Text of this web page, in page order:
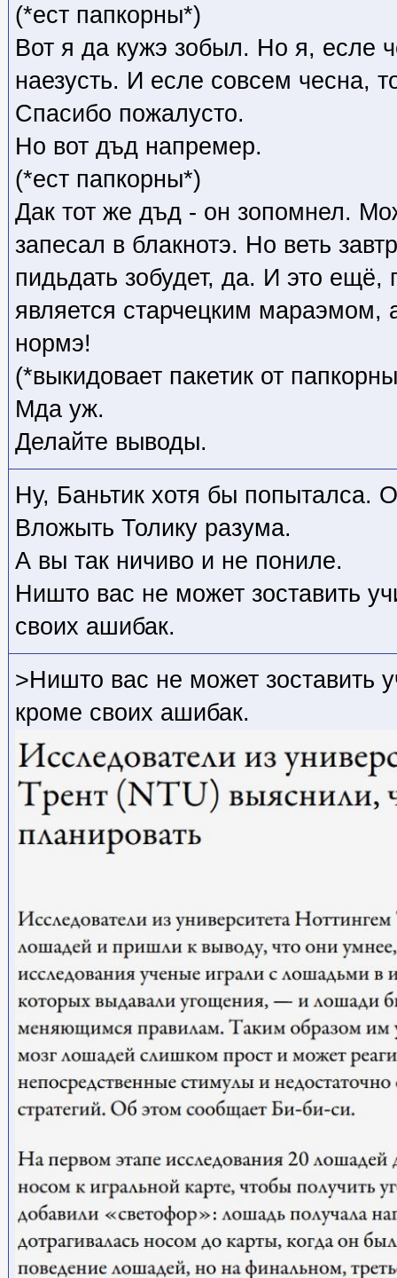
(*ест папкорны*)
Вот я да кужэ зобыл. Но я, есле
наезусть. И есле совсем чесна,
Спасибо пожалусто.
Но вот дъд напремер.
(*ест папкорны*)
Дак тот же дъд - он зопомнел.
запесал в блакнотэ. Но веть
пидьдать зобудет, да. И это
является старчецким мараэмом,
нормэ!
(*выкидовает пакетик от
Мда уж.
Делайте выводы.
Ну, Баньтик хотя бы попыталса.
Вложыть Толику разума.
А вы так ничиво и не пониле.
Ништо вас не может зоставить
своих ашибак.
>Ништо вас не может зоставить
кроме своих ашибак.